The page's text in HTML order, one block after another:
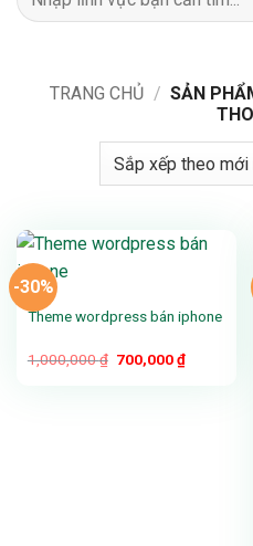
kiếm:
TRANG CHỦ / SẢN
-30%
Theme wordpress bán iphone
1,000,000₫ Giá
700,000₫Giá
hiện